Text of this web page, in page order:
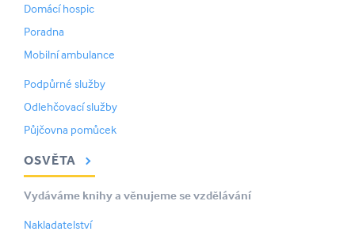
Domácí hospic
Poradna
Mobilní ambulance
Podpůrné služby
Odlehčovací služby
Půjčovna pomůcek
OSVĚTA
Vydáváme knihy a věnujeme se vzdělávání
Nakladatelství